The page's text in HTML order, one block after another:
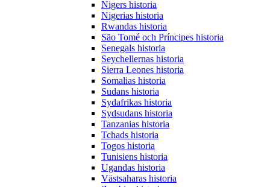
Nigers historia
Nigerias historia
Rwandas historia
São Tomé och Príncipes historia
Senegals historia
Seychellernas historia
Sierra Leones historia
Somalias historia
Sudans historia
Sydafrikas historia
Sydsudans historia
Tanzanias historia
Tchads historia
Togos historia
Tunisiens historia
Ugandas historia
Västsaharas historia